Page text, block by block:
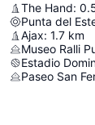
The Hand:
Punta del
Ajax: 1.7 km
Museo Ralli
Estadio
Paseo San